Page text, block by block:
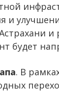
и
будет
. В